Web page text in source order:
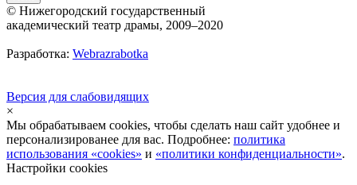
© Нижегородский государственный
академический театр драмы, 2009–2020
Разработка: Webrazrabotka
Версия для слабовидящих
×
Мы обрабатываем cookies, чтобы сделать наш сайт удобнее и
персонализированее для вас. Подробнее: политика
использования «cookies» и «политики конфиденциальности».
Настройки cookies